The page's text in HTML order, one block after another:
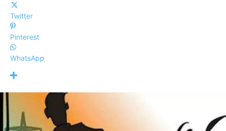
Twitter
Pinterest
WhatsApp